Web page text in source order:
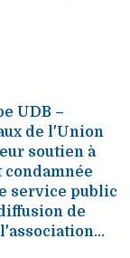
UDB –
de l'Union
soutien à
service public
de